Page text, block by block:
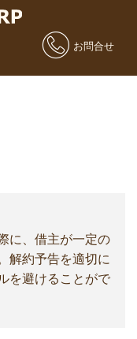
お問合せ
に、借主が一定の
解約予告を適切に
を避けることがで